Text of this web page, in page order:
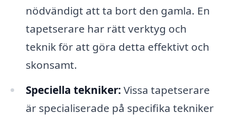
nödvändigt att ta bort den gamla. En
tapetserare har rätt verktyg och
teknik för att göra detta effektivt och
skonsamt.
Speciella tekniker: Vissa tapetserare
är specialiserade på specifika tekniker